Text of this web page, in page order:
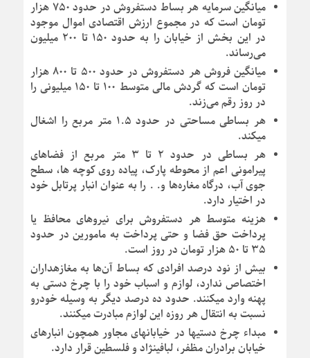
میانگین سرمایه هر بساط دستفروش در حدود ۷۵۰ هزار
تومان است که در مجموع ارزش اقتصادی اموال موجود
در این بخش از خیابان را به حدود ۱۵۰ تا ۲۰۰ میلیون
می‌رساند.
میانگین فروش هر دستفروش در حدود ۵۰۰ تا ۸۰۰ هزار
تومان است که گردش مالی متوسط ۱۰۰ تا ۱۵۰ میلیونی را
در روز رقم می‌زند.
هر بساطی مساحتی در حدود ۱.۵ متر مربع را اشغال
میکند.
هر بساطی در حدود ۲ تا ۳ متر مربع از فضاهای
پیرامونی اعم از محوطه پارک، پیاده روی کوچه ها، سطح
جوی آب، درگاه مغاره‌ها و. . را به عنوان انبار پرتابل خود
در اختیار دارد.
هزینه متوسط هر دستفروش برای نیروهای محافظ یا
پرداخت حق فضا و حتی پرداخت به مامورین در حدود
۳۵ تا ۵۰ هزار تومان در روز است.
بیش از نود درصد افرادی که بساط آن‌ها به مغازه‎داران
اختصاص ندارد، لوازم و اسباب خود را با چرخ دستی به
پهنه وارد می‎کنند. حدود ده درصد دیگر به وسیله خودرو
نسبت به انتقال هر روزه این لوازم مبادرت می‎کنند.
مبداء چرخ دستی‎ها در خیابان‎های مجاور همچون انبارهای
خیابان برادران مظفر، لبافی‎نژاد و فلسطین قرار دارد.